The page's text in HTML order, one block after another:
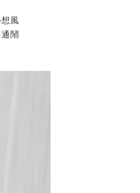
風
鬧